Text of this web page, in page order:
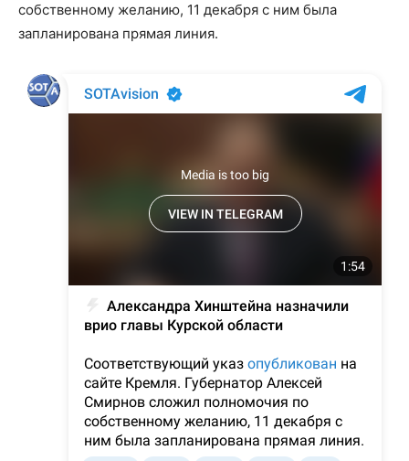
собственному желанию, 11 декабря с ним была
запланирована прямая линия.